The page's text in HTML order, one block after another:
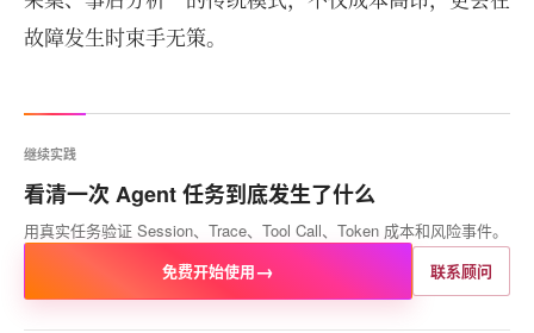
故障发生时束手无策。
继续实践
看清一次 Agent 任务到底发生了什么
用真实任务验证 Session、Trace、Tool Call、Token 成本和风险事件。
免费开始使用→ 联系顾问